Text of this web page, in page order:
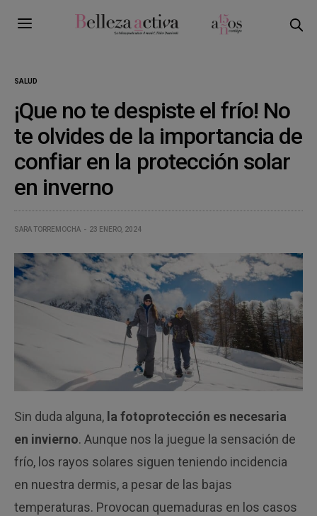
SALUD
¡Que no te despiste el frío! No
te olvides de la importancia de
confiar en la protección solar
en inverno
SARA TORREMOCHA 23 ENERO, 2024
Sin duda alguna, la fotoprotección es necesaria
en invierno. Aunque nos la juegue la sensación de
frío, los rayos solares siguen teniendo incidencia
en nuestra dermis, a pesar de las bajas
temperaturas. Provocan quemaduras en los casos